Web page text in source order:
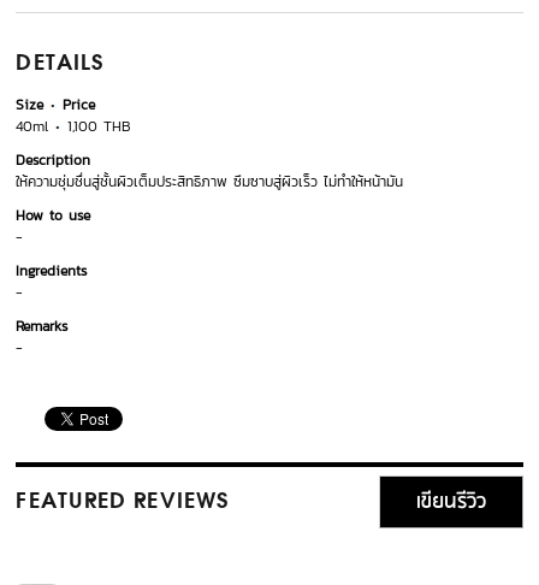
DETAILS
Size
Price
40ml
1,100 THB
Description
ให้ความชุ่มชื่นสู่ชั้นผิวเต็มประสิทธิภาพ ซึมซาบสู่ผิวเร็ว ไม่ทำให้หน้ามัน
How to use
-
Ingredients
-
Remarks
-
FEATURED REVIEWS เขียนรีวิว